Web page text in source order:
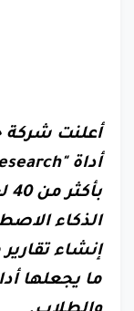
أعلنت شركة
الذكاء
إنشاء
ما يجعلها